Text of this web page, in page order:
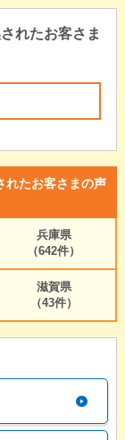
れたお客さま
れたお客さまの声
兵庫県
（642件）
滋賀県
（43件）